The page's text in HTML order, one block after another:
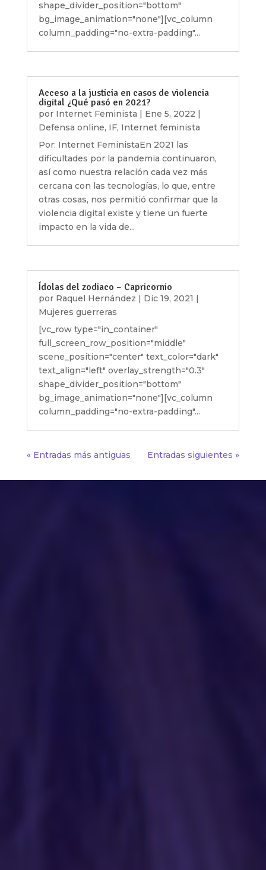
shape_divider_position="bottom"
bg_image_animation="none"][vc_column
column_padding="no-extra-padding"...
Acceso a la justicia en casos de violencia
digital ¿Qué pasó en 2021?
por Internet Feminista | Ene 5, 2022 |
Defensa online, IF, Internet feminista
Por: Internet FeministaEn 2021 las
dificultades por la pandemia continuaron,
así como nuestra relación cada vez más
cercana con las tecnologías, lo que, entre
otras cosas, nos permitió confirmar que la
violencia digital existe y tiene un fuerte
impacto en la vida de...
Ídolas del zodiaco – Capricornio
por Raquel Hernández | Dic 19, 2021 |
Mujeres guerreras
[vc_row type="in_container"
full_screen_row_position="middle"
scene_position="center" text_color="dark"
text_align="left" overlay_strength="0.3"
shape_divider_position="bottom"
bg_image_animation="none"][vc_column
column_padding="no-extra-padding"...
« Entradas más antiguas Entradas siguientes »